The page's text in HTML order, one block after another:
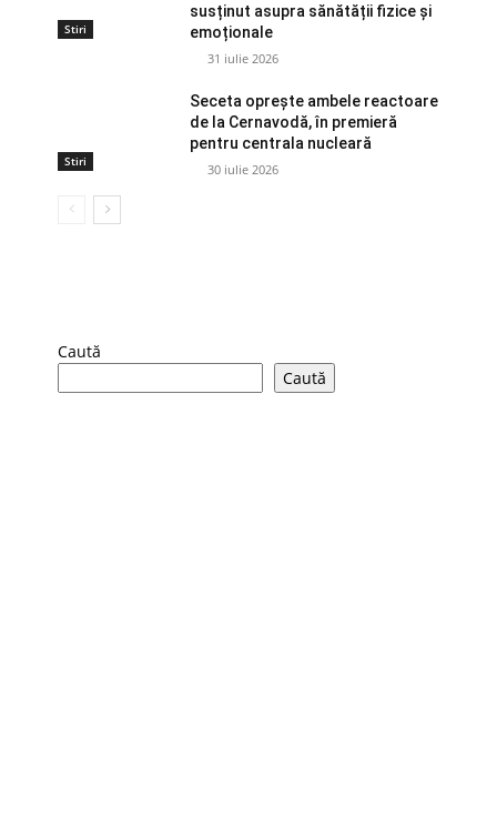
Stiri
susținut asupra sănătății fizice și
emoționale
31 iulie 2026
Stiri
Seceta oprește ambele reactoare
de la Cernavodă, în premieră
pentru centrala nucleară
30 iulie 2026
Caută
Caută